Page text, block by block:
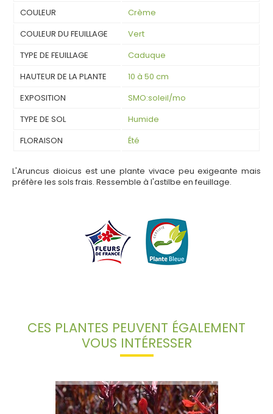
COULEUR
Crème
COULEUR DU FEUILLAGE
Vert
TYPE DE FEUILLAGE
Caduque
HAUTEUR DE LA PLANTE
10 à 50 cm
EXPOSITION
SMO:soleil/mo
TYPE DE SOL
Humide
FLORAISON
Été
L'Aruncus dioicus est une plante vivace peu exigeante mais
préfère les sols frais. Ressemble à l'astilbe en feuillage.
CES PLANTES PEUVENT ÉGALEMENT
VOUS INTÉRESSER